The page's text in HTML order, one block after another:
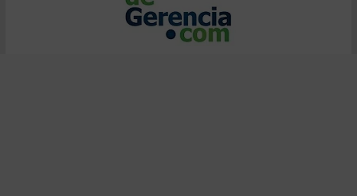
Mercado hispano de EE. UU.: cómo segmentarlo y venderle